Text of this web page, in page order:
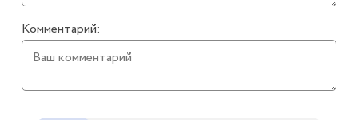
Комментарий: